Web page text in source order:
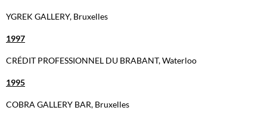
YGREK GALLERY, Bruxelles
1997
CRÉDIT PROFESSIONNEL DU BRABANT, Waterloo
1995
COBRA GALLERY BAR, Bruxelles